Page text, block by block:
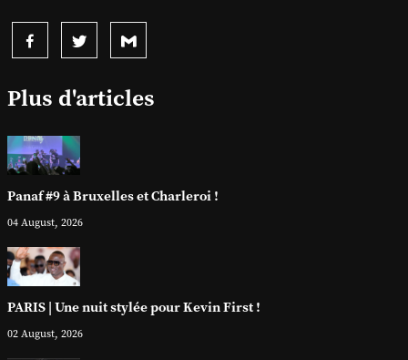
Plus d'articles
Panaf #9 à Bruxelles et Charleroi !
04 August, 2026
PARIS | Une nuit stylée pour Kevin First !
02 August, 2026